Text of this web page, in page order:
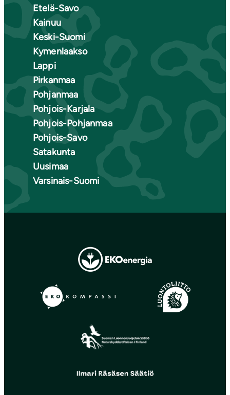
Etelä-Savo
Kainuu
Keski-Suomi
Kymenlaakso
Lappi
Pirkanmaa
Pohjanmaa
Pohjois-Karjala
Pohjois-Pohjanmaa
Pohjois-Savo
Satakunta
Uusimaa
Varsinais-Suomi